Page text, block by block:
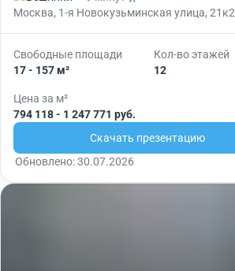
Москва, 1-я Новокузьминская улица, 21к2
Свободные площади
17 - 157 м²
Кол-во этажей
12
Цена за м²
794 118 - 1 247 771 руб.
Скачать презентацию
Обновлено: 30.07.2026